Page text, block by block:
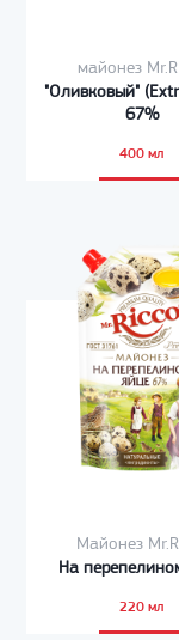
майонез
"Оливковый"
67%
400 мл
Майонез
На
220 мл